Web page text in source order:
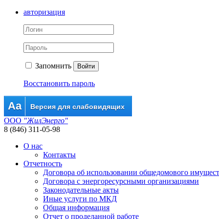
авторизация
Запомнить Войти
Восстановить пароль
Aa Версия для слабовидящих
ООО "ЖилЭнерго"
8 (846) 311-05-98
О нас
Контакты
Отчетность
Договора об использовании общедомового
Договора с энергоресурсными организациями
Законодательные акты
Иные услуги по МКД
Общая информация
Отчет о проделанной работе